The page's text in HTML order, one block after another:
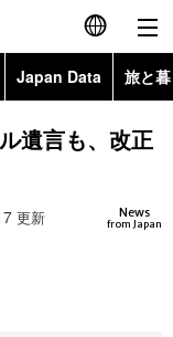
English
简体字
Japan Data 旅と
Topics
遺言も、改正
News
from Japan
更新